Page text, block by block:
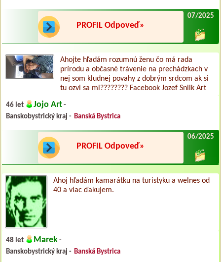
PROFIL Odpoveď»
07/2025
Ahojte hľadám rozumnú ženu čo má rada
prírodu a občasné trávenie na prechádzkach v
nej som kludnej povahy z dobrým srdcom ak si
tu ozvi sa mi???????? Facebook Jozef Snilk Art
46 let Jojo Art -
Banskobystrický kraj - Banská Bystrica
PROFIL Odpoveď»
06/2025
Ahoj hľadám kamarátku na turistyku a welnes od
40 a viac ďakujem.
48 let Marek -
Banskobystrický kraj - Banská Bystrica